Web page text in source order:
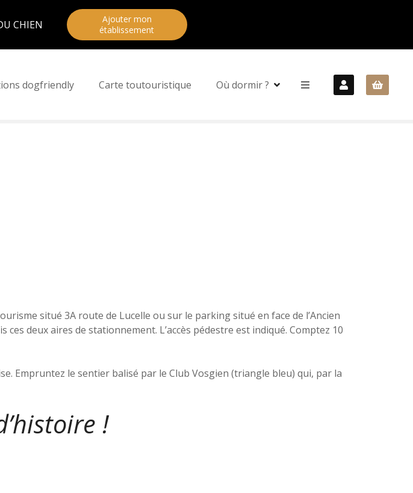
CHIEN
Ajouter mon
établissement
dogfriendly Carte toutouristique Où dormir ?
situé 3A route de Lucelle ou sur le parking situé en face de l’Ancien
deux aires de stationnement. L’accès pédestre est indiqué. Comptez 10
Empruntez le sentier balisé par le Club Vosgien (triangle bleu) qui, par la
!